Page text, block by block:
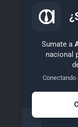
Sumate a
nacional